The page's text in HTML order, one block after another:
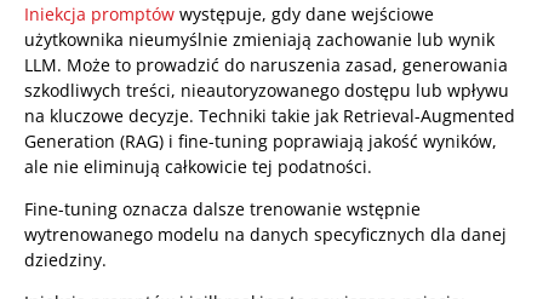
Iniekcja promptów występuje, gdy dane wejściowe
użytkownika nieumyślnie zmieniają zachowanie lub wynik
LLM. Może to prowadzić do naruszenia zasad, generowania
szkodliwych treści, nieautoryzowanego dostępu lub wpływu
na kluczowe decyzje. Techniki takie jak Retrieval-Augmented
Generation (RAG) i fine-tuning poprawiają jakość wyników,
ale nie eliminują całkowicie tej podatności.
Fine-tuning oznacza dalsze trenowanie wstępnie
wytrenowanego modelu na danych specyficznych dla danej
dziedziny.